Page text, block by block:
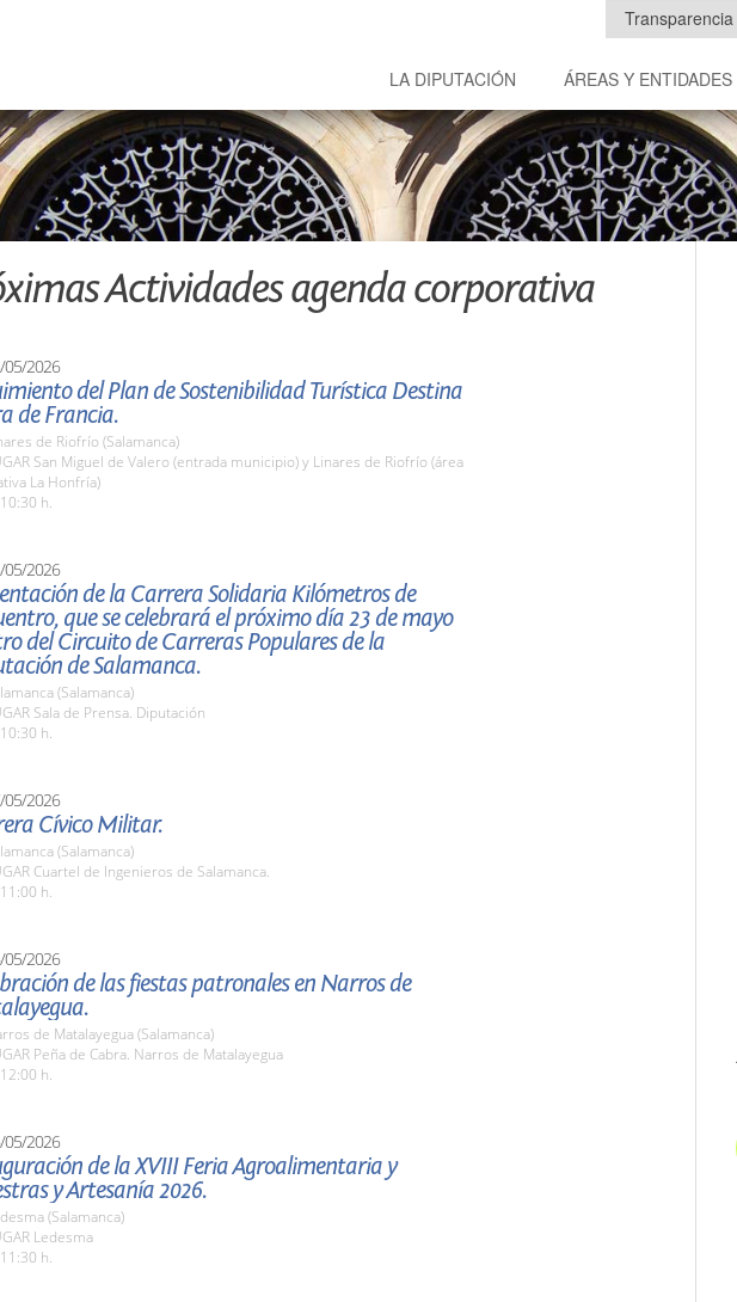
LA DIPUTACIÓN ÁREAS Y ENTIDADES
Actividades agenda corporativa
05/2026
del Plan de Sostenibilidad Turística Destina
de Francia.
de Riofrío (Salamanca)
San Miguel de Valero (entrada municipio) y Linares de Riofrío (área
La Honfría)
h.
05/2026
de la Carrera Solidaria Kilómetros de
que se celebrará el próximo día 23 de mayo
del Circuito de Carreras Populares de la
de Salamanca.
(Salamanca)
Sala de Prensa. Diputación
h.
05/2026
Cívico Militar.
(Salamanca)
Cuartel de Ingenieros de Salamanca.
h.
05/2026
de las fiestas patronales en Narros de
de Matalayegua (Salamanca)
Peña de Cabra. Narros de Matalayegua
h.
05/2026
de la XVIII Feria Agroalimentaria y
y Artesanía 2026.
(Salamanca)
Ledesma
h.